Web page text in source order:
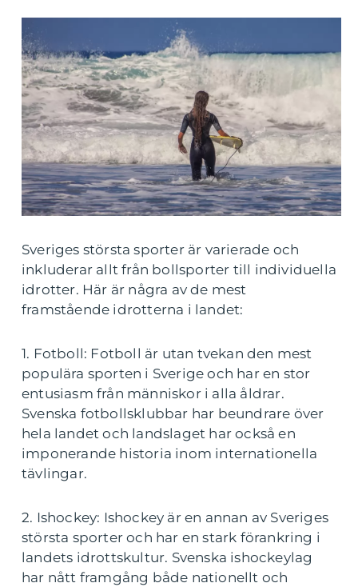
Sveriges största sporter är varierade och
inkluderar allt från bollsporter till individuella
idrotter. Här är några av de mest
framstående idrotterna i landet:
1. Fotboll: Fotboll är utan tvekan den mest
populära sporten i Sverige och har en stor
entusiasm från människor i alla åldrar.
Svenska fotbollsklubbar har beundrare över
hela landet och landslaget har också en
imponerande historia inom internationella
tävlingar.
2. Ishockey: Ishockey är en annan av Sveriges
största sporter och har en stark förankring i
landets idrottskultur. Svenska ishockeylag
har nått framgång både nationellt och